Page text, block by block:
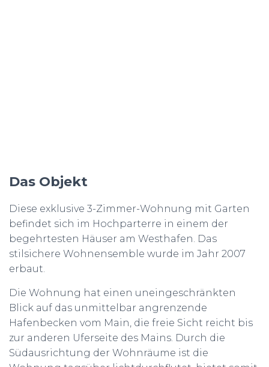
Das Objekt
Diese exklusive 3-Zimmer-Wohnung mit Garten
befindet sich im Hochparterre in einem der
begehrtesten Häuser am Westhafen. Das
stilsichere Wohnensemble wurde im Jahr 2007
erbaut.
Die Wohnung hat einen uneingeschränkten
Blick auf das unmittelbar angrenzende
Hafenbecken vom Main, die freie Sicht reicht bis
zur anderen Uferseite des Mains. Durch die
Südausrichtung der Wohnräume ist die